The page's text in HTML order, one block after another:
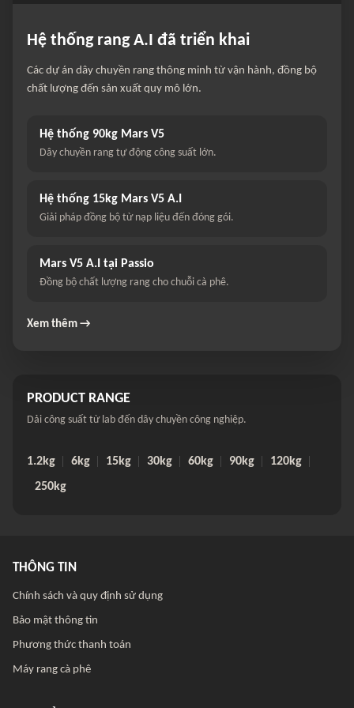
Hệ thống rang A.I đã triển khai
Các dự án dây chuyền rang thông minh từ vận hành, đồng bộ
chất lượng đến sản xuất quy mô lớn.
Hệ thống 90kg Mars V5
Dây chuyền rang tự động công suất lớn.
Hệ thống 15kg Mars V5 A.I
Giải pháp đồng bộ từ nạp liệu đến đóng gói.
Mars V5 A.I tại Passio
Đồng bộ chất lượng rang cho chuỗi cà phê.
Xem thêm →
PRODUCT RANGE
Dải công suất từ lab đến dây chuyền công nghiệp.
1.2kg 6kg 15kg 30kg 60kg 90kg
120kg
250kg
THÔNG TIN
Chính sách và quy định sử dụng
Bảo mật thông tin
Phương thức thanh toán
Máy rang cà phê